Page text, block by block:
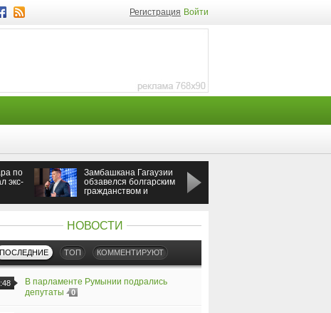
Регистрация Войти
по
экс-
Замбашкана Гагаузии
обзавелся болгарским
гражданством и
НОВОСТИ
ПОСЛЕДНИЕ ТОП КОММЕНТИРУЮТ
В парламенте Румынии подрались
депутаты
0